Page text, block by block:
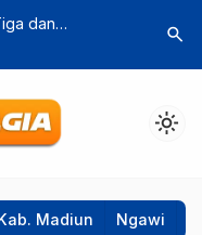
Pesilat Madiun Deklarasi
Tekankan Pentingnya
search
light_mode
Madiun Ngawi